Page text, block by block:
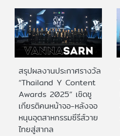
สรุปผลงานประกาศรางวัล
“Thailand Y Content
Awards 2025” เชิดชู
เกียรติคนหน้าจอ-หลังจอ
หนุนอุตสาหกรรมซีรีส์วาย
ไทยสู่สากล